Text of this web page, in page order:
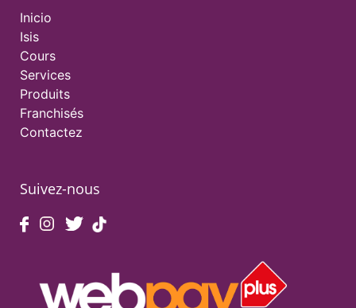
Inicio
Isis
Cours
Services
Produits
Franchisés
Contactez
Suivez-nous